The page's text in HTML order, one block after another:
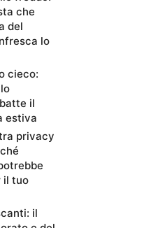
che
del
lo
cieco:
il
estiva
privacy
il tuo
il